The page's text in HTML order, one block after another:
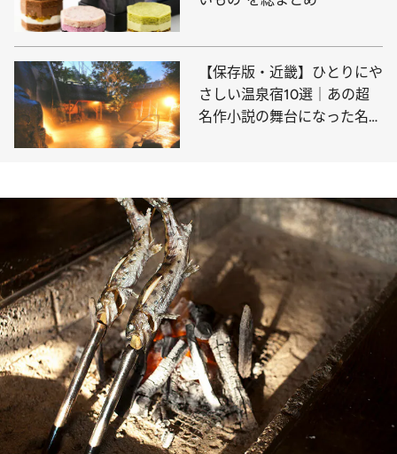
【保存版・近畿】ひとりにや
さしい温泉宿10選｜あの超
名作小説の舞台になった名